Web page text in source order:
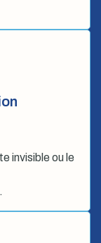
invisible ou le